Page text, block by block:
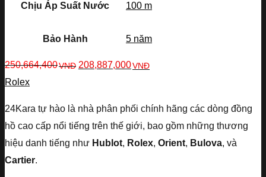
Chịu Áp Suất Nước 100 m
Bảo Hành 5 năm
250,664,400VNĐ 208,887,000VNĐ
Rolex
24Kara tự hào là nhà phân phối chính hãng các dòng đồng
hồ cao cấp nổi tiếng trên thế giới, bao gồm những thương
hiệu danh tiếng như Hublot, Rolex, Orient, Bulova, và
Cartier.